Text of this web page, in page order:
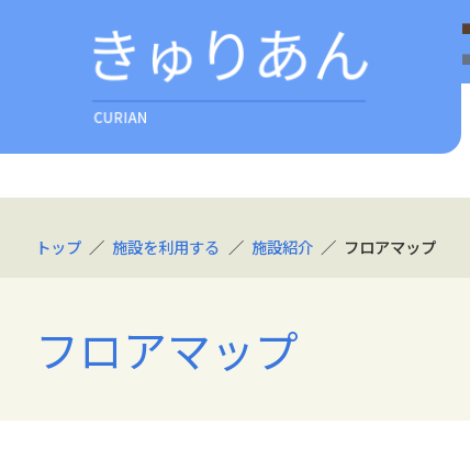
トップ 施設を利用する 施設紹介 フロアマップ
フロアマップ